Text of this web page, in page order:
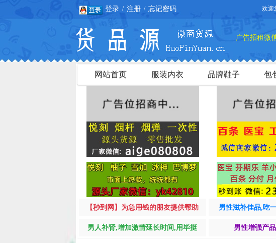
登录 / 注册 / 忘记密码
广告招租微
网站首页 服装内衣 品牌鞋子 包
【秒到网】为急用钱的朋友提供帮助 男性滋补佳品,吃
男人补肾,增加激情延长时间,用毕挺 男性增强产